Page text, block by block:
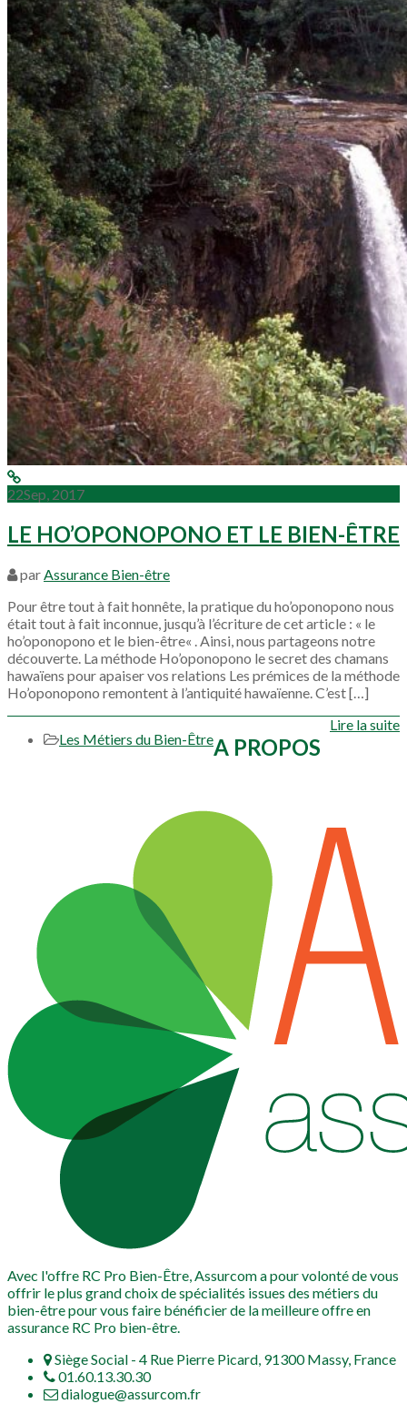
22Sep, 2017
LE HO’OPONOPONO ET LE BIEN-ÊTRE
par Assurance Bien-être
Pour être tout à fait honnête, la pratique du ho’oponopono nous
était tout à fait inconnue, jusqu’à l’écriture de cet article : « le
ho’oponopono et le bien-être« . Ainsi, nous partageons notre
découverte. La méthode Ho’oponopono le secret des chamans
hawaïens pour apaiser vos relations Les prémices de la méthode
Ho’oponopono remontent à l’antiquité hawaïenne. C’est […]
Les Métiers du Bien-Être
Lire la suite
A PROPOS
Avec l'offre RC Pro Bien-Être, Assurcom a pour volonté de vous
offrir le plus grand choix de spécialités issues des métiers du
bien-être pour vous faire bénéficier de la meilleure offre en
assurance RC Pro bien-être.
Siège Social - 4 Rue Pierre Picard, 91300 Massy, France
01.60.13.30.30
dialogue@assurcom.fr